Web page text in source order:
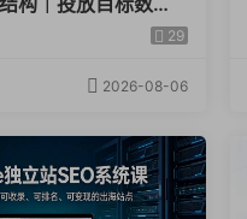
29
2026-08-06